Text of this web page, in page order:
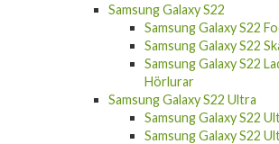
Samsung Galaxy S22
Samsung Galaxy S22
Samsung Galaxy S22
Samsung Galaxy S22
Hörlurar
Samsung Galaxy S22 Ultra
Samsung Galaxy S22
Samsung Galaxy S22